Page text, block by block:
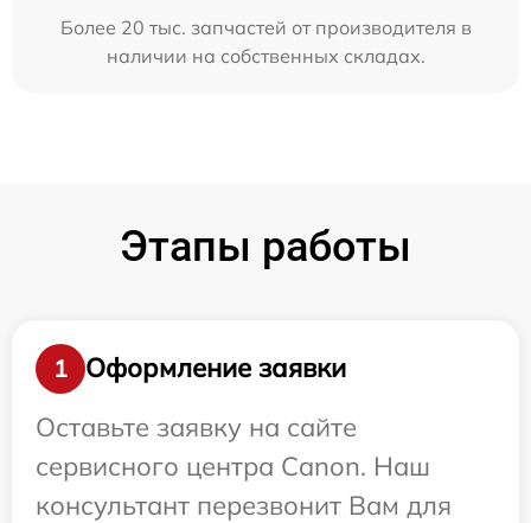
Более 20 тыс. запчастей от производителя в
наличии на собственных складах.
Этапы работы
1
Оформление заявки
Оставьте заявку на сайте
сервисного центра Canon. Наш
консультант перезвонит Вам для